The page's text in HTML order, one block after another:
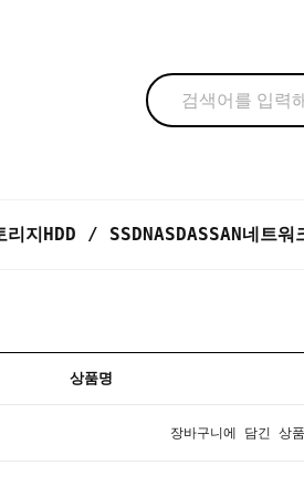
리지HDD / SSDNASDASSAN네트워
상품명
장바구니에 담긴 상